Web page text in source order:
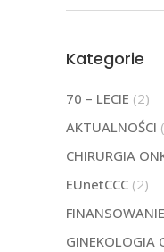
Kategorie
70 – LECIE (2)
AKTUALNOŚCI
CHIRURGIA
EUnetCCC (2)
FINANSOWANIE
GINEKOLOGIA